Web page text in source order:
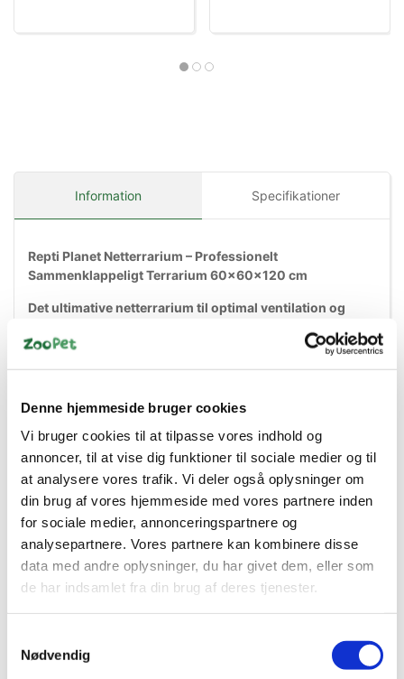
Denne hjemmeside bruger cookies
Vi bruger cookies til at tilpasse vores indhold og
annoncer, til at vise dig funktioner til sociale medier og til
at analysere vores trafik. Vi deler også oplysninger om
din brug af vores hjemmeside med vores partnere inden
for sociale medier, annonceringspartnere og
analysepartnere. Vores partnere kan kombinere disse
data med andre oplysninger, du har givet dem, eller som
de har indsamlet fra din brug af deres tjenester.
Nødvendig
Information Specifikationer
Repti Planet Netterrarium – Professionelt
Sammenklappeligt Terrarium 60x60x120 cm
Det ultimative netterrarium til optimal ventilation og
det ideelt til arter sombjergkamæleoner, Abronia og
andre trælevende krybdyr, der har brug for konstant frisk
luft for at trives.
Terrariet er udstyret med net på alle sider, inklusive front
og bag, hvilket sikreroptimal ventilationog forhindrer
dannelse af skadeligfugt og skimmel. Dette gør det til det
perfekte valg for krybdyr, der kræver ettørt og luftigt
miljø.
Hvorfor vælge et netterrarium?
eller varme miljøer, hvor stillestående luft kan føre til
100 %